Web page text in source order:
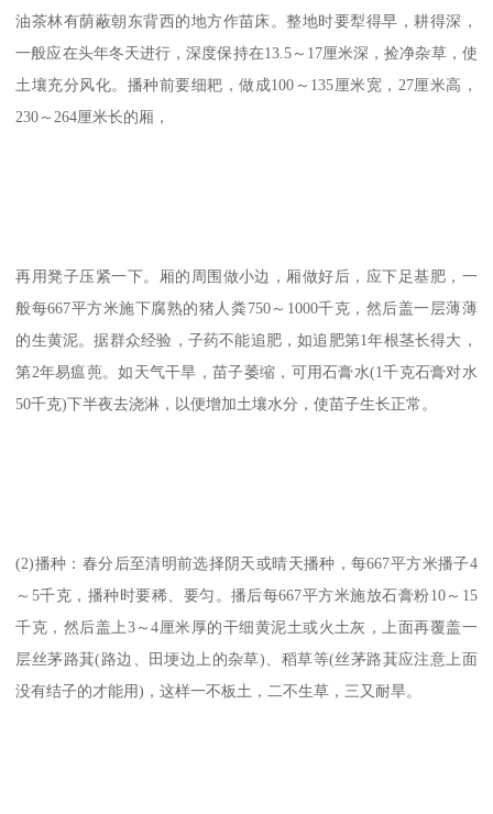
油茶林有荫蔽朝东背西的地方作苗床。整地时要犁得早，耕得深，
一般应在头年冬天进行，深度保持在13.5～17厘米深，捡净杂草，使
土壤充分风化。播种前要细耙，做成100～135厘米宽，27厘米高，
230～264厘米长的厢，
再用凳子压紧一下。厢的周围做小边，厢做好后，应下足基肥，一
般每667平方米施下腐熟的猪人粪750～1000千克，然后盖一层薄薄
的生黄泥。据群众经验，子药不能追肥，如追肥第1年根茎长得大，
第2年易瘟蔸。如天气干旱，苗子萎缩，可用石膏水(1千克石膏对水
50千克)下半夜去浇淋，以便增加土壤水分，使苗子生长正常。
(2)播种：春分后至清明前选择阴天或晴天播种，每667平方米播子4
～5千克，播种时要稀、要匀。播后每667平方米施放石膏粉10～15
千克，然后盖上3～4厘米厚的干细黄泥土或火土灰，上面再覆盖一
层丝茅路萁(路边、田埂边上的杂草)、稻草等(丝茅路萁应注意上面
没有结子的才能用)，这样一不板土，二不生草，三又耐旱。